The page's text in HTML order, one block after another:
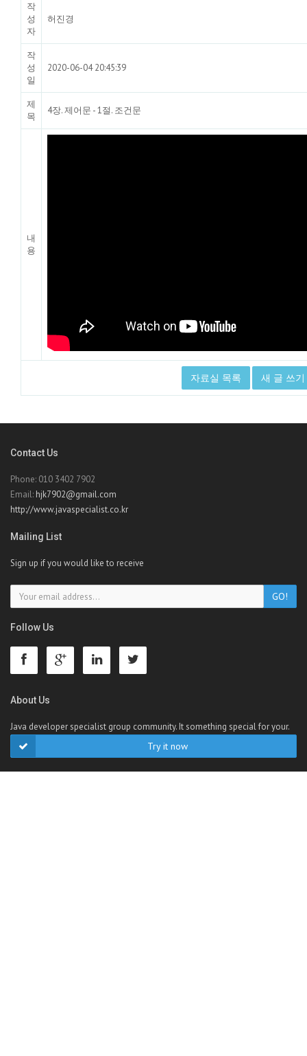
작
성
자
허진경
작
성
일
2020-06-04 20:45:39
제
목
4장. 제어문 - 1절. 조건문
내
용
자료실 목록 새 글 쓰기
Contact Us
Phone: 010 3402 7902
Email: hjk7902@gmail.com
http://www.javaspecialist.co.kr
Mailing List
Sign up if you would like to receive
Follow Us
About Us
Java developer specialist group community. It something special for your.
Try it now